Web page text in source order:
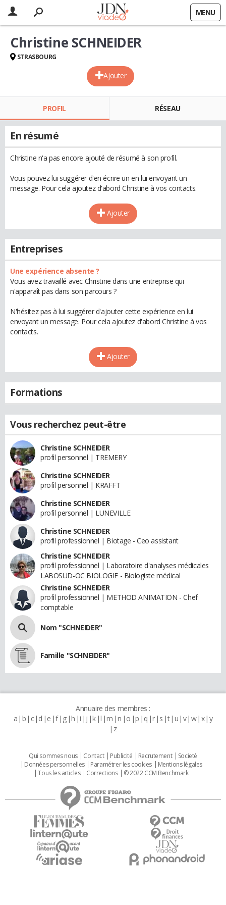
MENU
Ajouter
Christine SCHNEIDER
STRASBOURG
PROFIL RÉSEAU
En résumé
Christine n'a pas encore ajouté de résumé à son profil.
Vous pouvez lui suggérer d'en écrire un en lui envoyant un
message. Pour cela ajoutez d'abord Christine à vos contacts.
Ajouter
Entreprises
Une expérience absente ?
Vous avez travaillé avec Christine dans une entreprise qui
n'apparaît pas dans son parcours ?
N'hésitez pas à lui suggérer d'ajouter cette expérience en lui
envoyant un message. Pour cela ajoutez d'abord Christine à vos
contacts.
Ajouter
Formations
Vous recherchez peut-être
Christine SCHNEIDER
profil personnel | TREMERY
Christine SCHNEIDER
profil personnel | KRAFFT
Christine SCHNEIDER
profil personnel | LUNEVILLE
Christine SCHNEIDER
profil professionnel | Biotage - Ceo assistant
Christine SCHNEIDER
profil professionnel | Laboratoire d'analyses médicales
LABOSUD-OC BIOLOGIE - Biologiste médical
Christine SCHNEIDER
profil professionnel | METHOD ANIMATION - Chef
comptable
Nom "SCHNEIDER"
Famille "SCHNEIDER"
Annuaire des membres :
a b c d e f g h i j k l m n o p q r s t u v w x y
z
Qui sommes nous Contact Publicité Recrutement
Societé
Données personnelles
Paramétrer les cookies
Mentions légales
Tous les articles
Corrections © 2022 CCM Benchmark